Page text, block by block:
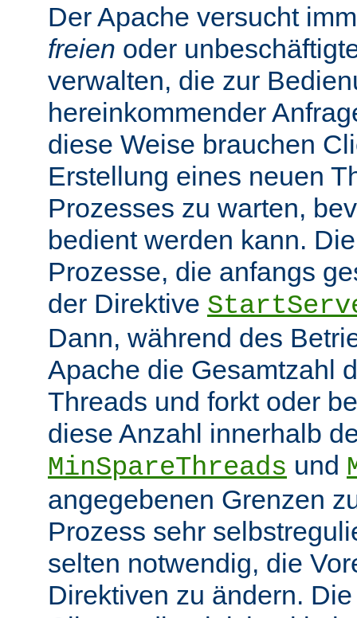
Der Apache versucht
freien oder
verwalten, die zur
hereinkommender
diese Weise brauchen
Erstellung eines neuen
Prozesses zu warten,
bedient werden kann.
Prozesse, die anfangs
der Direktive
Dann, während des
Apache die Gesamtzahl
Threads und forkt oder
diese Anzahl innerhalb
MinSpareThreads und
angegebenen Grenzen
Prozess sehr
selten notwendig, die
Direktiven zu ändern.